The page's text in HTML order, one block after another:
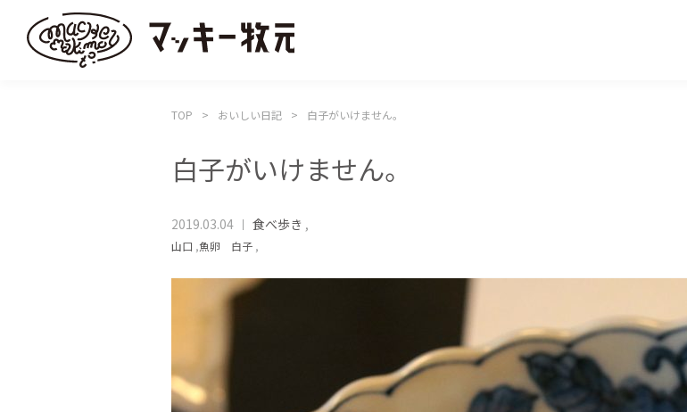
TOP おいしい日記 白子がいけません。
白子がいけません。
2019.03.04 食べ歩き ,
山口 ,魚卵 白子 ,